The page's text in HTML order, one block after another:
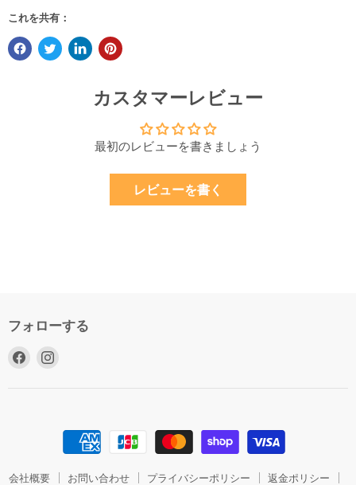
これを共有：
カスタマーレビュー
最初のレビューを書きましょう
レビューを書く
フォローする
Facebook
だ
だ
会社概要 お問い合わせ プライバシーポリシー 返金ポリシー